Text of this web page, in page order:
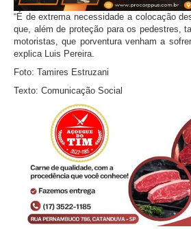
“É de extrema necessidade a colocação
que, além de proteção para os pedestres,
motoristas, que porventura venham a
explica Luis Pereira.
Foto: Tamires Estruzani
Texto: Comunicação Social